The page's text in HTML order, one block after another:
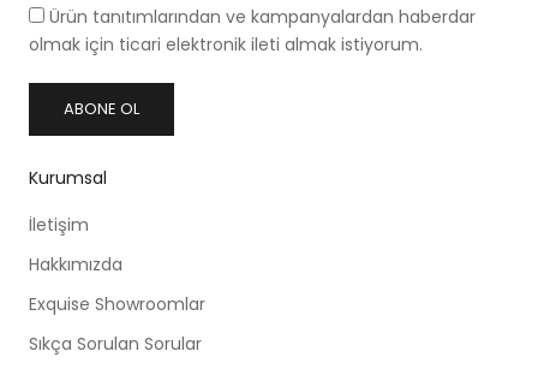
Ürün tanıtımlarından ve kampanyalardan haberdar
olmak için ticari elektronik ileti almak istiyorum.
ABONE OL
Kurumsal
İletişim
Hakkımızda
Exquise Showroomlar
Sıkça Sorulan Sorular